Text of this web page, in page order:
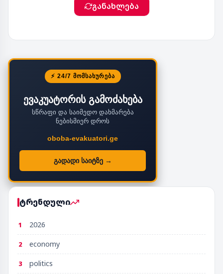
განახლება
⚡ 24/7 ᲛᲝᲛᲡᲐᲮᲣᲠᲔᲑᲐ
ევაკუატორის გამოძახება
სწრაფი და საიმედო დახმარება
ნებისმიერ დროს
oboba-evakuatori.ge
გადადი საიტზე →
ტრენდული
1 2026
2 economy
3 politics